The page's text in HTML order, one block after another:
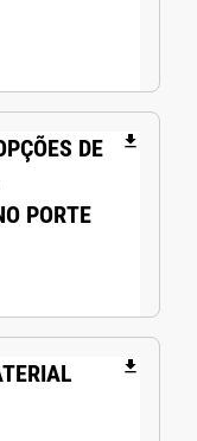
DE
PORTE
file_download
file_download